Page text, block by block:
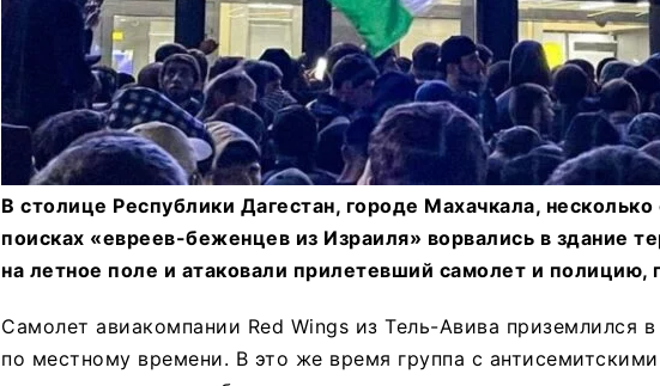
В столице Республики Дагестан, городе Махачкала, несколько
поисках «евреев-беженцев из Израиля» ворвались в здание
на летное поле и атаковали прилетевший самолет и полицию,
Самолет авиакомпании Red Wings из Тель-Авива приземлился
по местному времени. В это же время группа с